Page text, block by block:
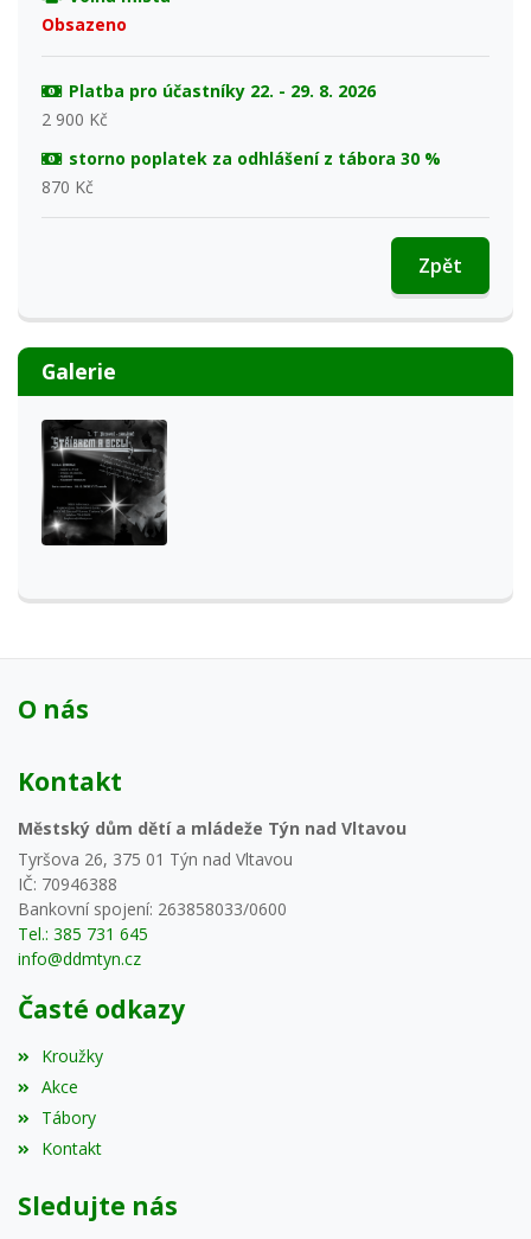
Obsazeno
Platba pro účastníky 22. - 29. 8. 2026
2 900 Kč
storno poplatek za odhlášení z tábora 30 %
870 Kč
Zpět
Galerie
O nás
Kontakt
Městský dům dětí a mládeže Týn nad Vltavou
Tyršova 26, 375 01 Týn nad Vltavou
IČ: 70946388
Bankovní spojení: 263858033/0600
Tel.: 385 731 645
info@ddmtyn.cz
Časté odkazy
Kroužky
Akce
Tábory
Kontakt
Sledujte nás